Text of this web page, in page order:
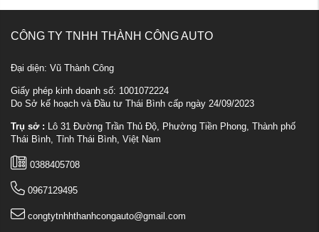
CÔNG TY TNHH THÀNH CÔNG AUTO
Đại diện: Vũ Thành Công
Giấy phép kinh doanh số: 1001072224
Do Sở kế hoạch và Đầu tư Thái Bình cấp ngày 24/09/2023
Trụ sở : Lô 31 Đường Trần Thủ Độ, Phường Tiền Phong, Thành phố
Thái Bình, Tỉnh Thái Bình, Việt Nam
0388405708
0967129495
congtytnhhthanhcongauto@gmail.com